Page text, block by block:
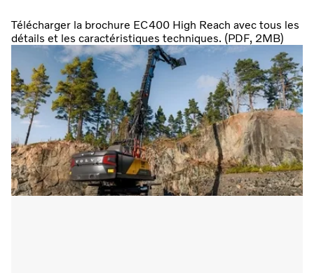
Télécharger la brochure EC400 High Reach avec tous les
détails et les caractéristiques techniques. (PDF, 2MB)